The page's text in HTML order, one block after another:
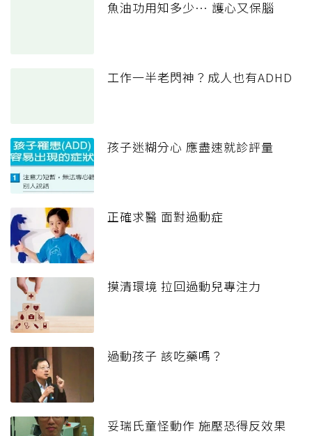
魚油功用知多少… 護心又保腦
工作一半老閃神？成人也有ADHD
孩子迷糊分心 應盡速就診評量
正確求醫 面對過動症
摸清環境 拉回過動兒專注力
過動孩子 該吃藥嗎？
妥瑞氏童怪動作 施壓恐得反效果